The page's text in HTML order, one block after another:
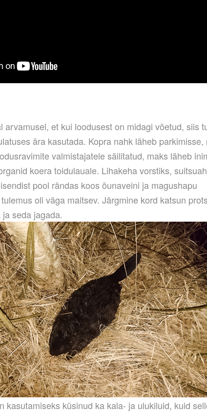
arvamusel, et kui loodusest on midagi võetud, siis
ära kasutada. Kopra nahk läheb parkimisse,
valmistajatele säilitatud, maks läheb
koera toidulauale. Lihakeha vorstiks,
pool rändas koos õunaveini ja magushapu
oli väga maitsev. Järgmine kord katsun
seda jagada.
kasutamiseks küsinud ka kala- ja ulukiluid, kuid